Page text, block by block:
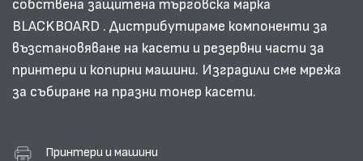
собствена защитена търговска марка
BLACKBOARD . Дистрибутираме компоненти за
възстановяване на касети и резервни части за
принтери и копирни машини. Изградили сме мрежа
за събиране на празни тонер касети.
Принтери и машини